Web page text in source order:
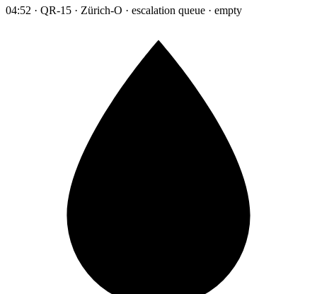
04:52 · QR-15 · Zürich-O · escalation queue · empty